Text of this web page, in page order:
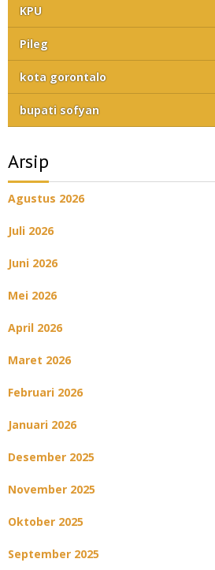
KPU
Pileg
kota gorontalo
bupati sofyan
Arsip
Agustus 2026
Juli 2026
Juni 2026
Mei 2026
April 2026
Maret 2026
Februari 2026
Januari 2026
Desember 2025
November 2025
Oktober 2025
September 2025